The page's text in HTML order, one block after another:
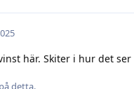
här. Skiter i hur det
detta.